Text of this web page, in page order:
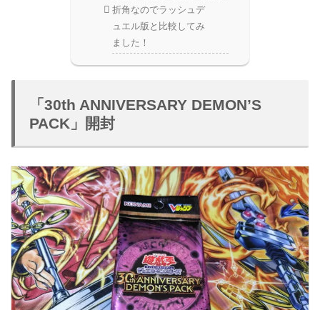
折角なのでラッシュデ
ュエル版と比較してみ
ました！
「30th ANNIVERSARY DEMON’S
PACK」開封